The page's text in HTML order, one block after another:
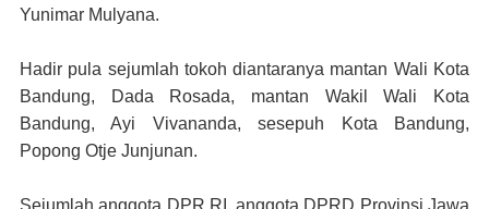
Yunimar Mulyana.
Hadir pula sejumlah tokoh diantaranya mantan Wali Kota
Bandung, Dada Rosada, mantan Wakil Wali Kota
Bandung, Ayi Vivananda, sesepuh Kota Bandung,
Popong Otje Junjunan.